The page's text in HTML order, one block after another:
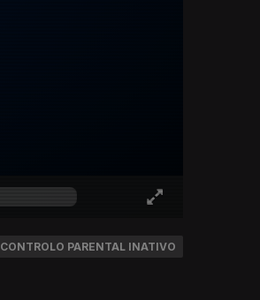
CONTROLO PARENTAL INATIVO